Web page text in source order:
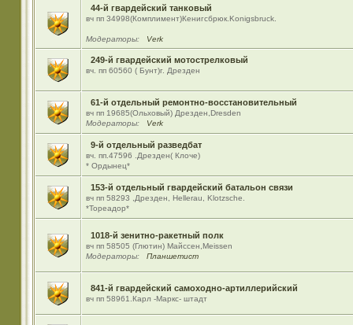
44-й гвардейский танковый
вч пп 34998(Комплимент)Кенигсбрюк.Konigsbruck.
Модераторы: Verk
249-й гвардейский мотострелковый
вч. пп 60560 ( Бунт)г. Дрезден
61-й отдельный ремонтно-восстановительный
вч пп 19685(Ольховый) Дрезден,Dresden
Модераторы:
Verk
9-й отдельный разведбат
вч. пп.47596 .Дрезден( Клоче)
* Ордынец*
153-й отдельный гвардейский батальон связи
вч пп 58293 ,Дрезден, Hellerau, Klotzsche.
*Тореадор*
1018-й зенитно-ракетный полк
вч пп 58505 (Глютин) Майсcен,Meissen
Модераторы:
Планшетист
841-й гвардейский самоходно-артиллерийский
вч пп 58961.Карл -Маркс- штадт